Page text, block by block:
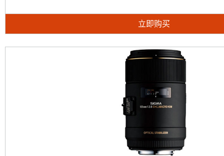
立即购买